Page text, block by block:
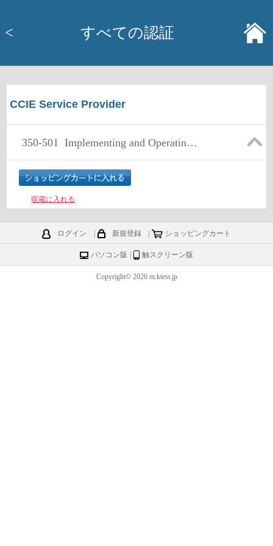
< すべての認証
CCIE Service Provider
350-501 Implementing and Operating Cisco Service Provider Network Core Technologies
収蔵に入れる
ログイン 新規登録 ショッピングカート
パソコン版 触スクリーン版
Copyright© 2026 m.ktest.jp